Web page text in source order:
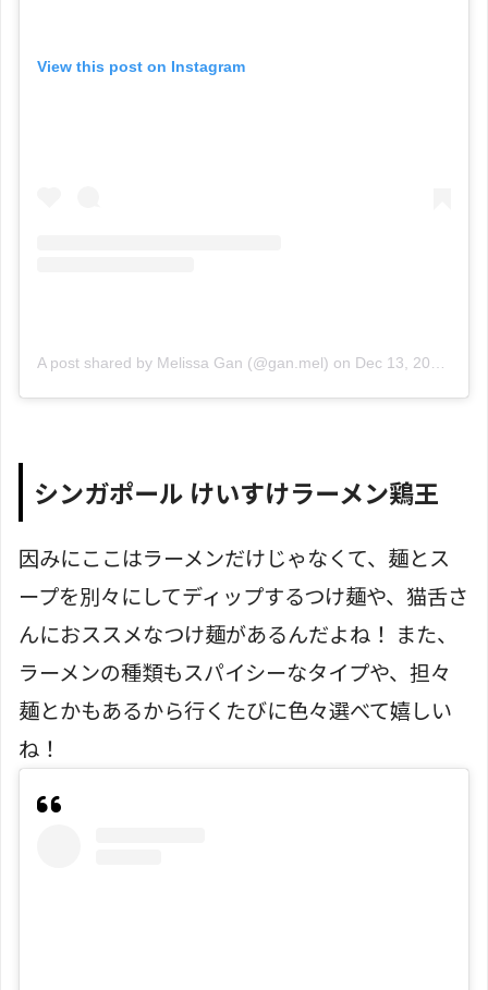
View this post on Instagram
A post shared by Melissa Gan (@gan.mel) on Dec 13, 2018 at 5:26am PST
シンガポール けいすけラーメン鶏王
因みにここはラーメンだけじゃなくて、麺とス
ープを別々にしてディップするつけ麺や、猫舌さ
んにおススメなつけ麺があるんだよね！ また、
ラーメンの種類もスパイシーなタイプや、担々
麺とかもあるから行くたびに色々選べて嬉しい
ね！